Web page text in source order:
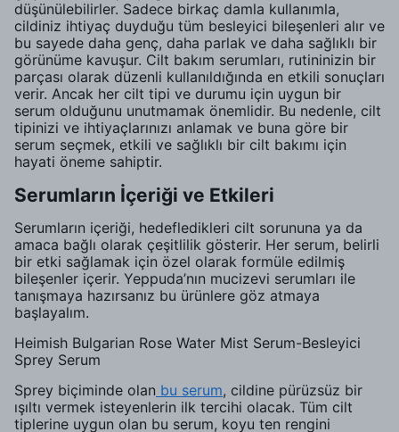
düşünülebilirler. Sadece birkaç damla kullanımla,
cildiniz ihtiyaç duyduğu tüm besleyici bileşenleri alır ve
bu sayede daha genç, daha parlak ve daha sağlıklı bir
görünüme kavuşur. Cilt bakım serumları, rutininizin bir
parçası olarak düzenli kullanıldığında en etkili sonuçları
verir. Ancak her cilt tipi ve durumu için uygun bir
serum olduğunu unutmamak önemlidir. Bu nedenle, cilt
tipinizi ve ihtiyaçlarınızı anlamak ve buna göre bir
serum seçmek, etkili ve sağlıklı bir cilt bakımı için
hayati öneme sahiptir.
Serumların İçeriği ve Etkileri
Serumların içeriği, hedefledikleri cilt sorununa ya da
amaca bağlı olarak çeşitlilik gösterir. Her serum, belirli
bir etki sağlamak için özel olarak formüle edilmiş
bileşenler içerir. Yeppuda’nın mucizevi serumları ile
tanışmaya hazırsanız bu ürünlere göz atmaya
başlayalım.
Heimish Bulgarian Rose Water Mist Serum-Besleyici
Sprey Serum
Sprey biçiminde olan bu serum, cildine pürüzsüz bir
ışıltı vermek isteyenlerin ilk tercihi olacak. Tüm cilt
tiplerine uygun olan bu serum, koyu ten rengini